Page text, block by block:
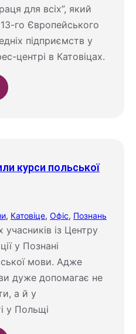
для всіх”, який
го Європейського
підприємств у
центрі в Катовіцах.
курси польської
, Катовіце, Офіс, Познань
із Центру
у Познані
мови. Адже
дуже допомагає не
а й у
у Польщі